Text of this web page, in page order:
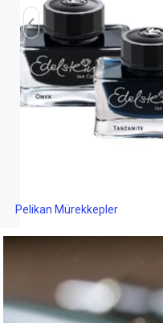
Pelikan Mürekkepler